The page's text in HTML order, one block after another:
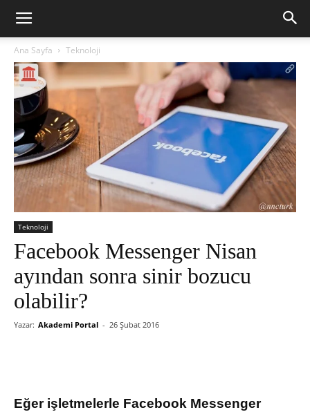
Ana Sayfa Teknoloji
Teknoloji
Facebook Messenger Nisan
ayından sonra sinir bozucu
olabilir?
Yazar: Akademi Portal - 26 Şubat 2016
Eğer işletmelerle Facebook Messenger